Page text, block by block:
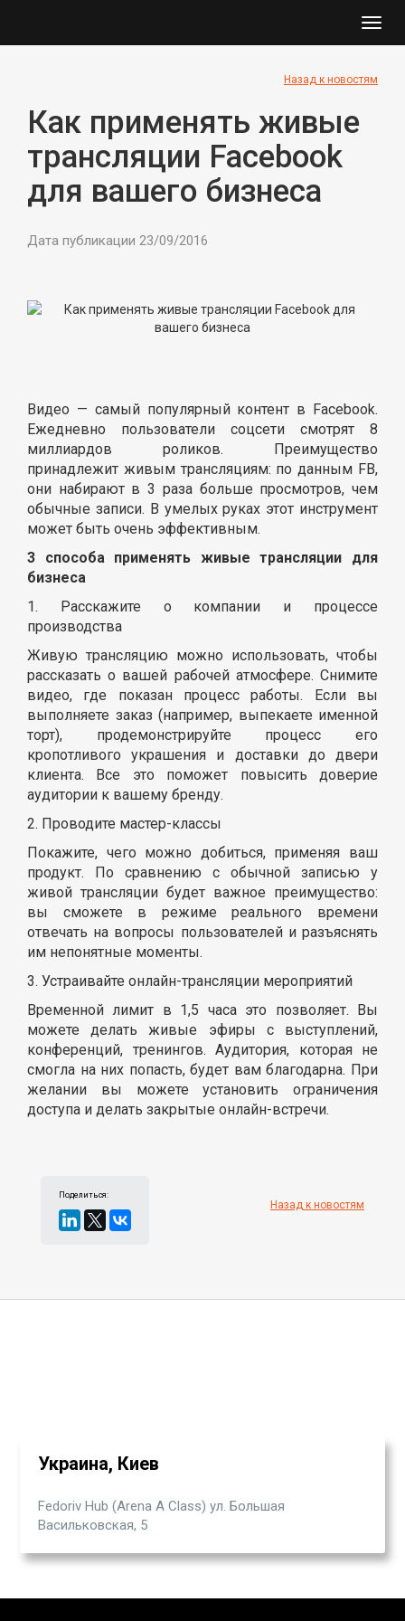
Назад к новостям
Как применять живые
трансляции Facebook
для вашего бизнеса
Дата публикации 23/09/2016
Видео — самый популярный контент в Facebook.
Ежедневно пользователи соцсети смотрят 8
миллиардов роликов. Преимущество
принадлежит живым трансляциям: по данным FB,
они набирают в 3 раза больше просмотров, чем
обычные записи. В умелых руках этот инструмент
может быть очень эффективным.
3 способа применять живые трансляции для
бизнеса
1. Расскажите о компании и процессе
производства
Живую трансляцию можно использовать, чтобы
рассказать о вашей рабочей атмосфере. Снимите
видео, где показан процесс работы. Если вы
выполняете заказ (например, выпекаете именной
торт), продемонстрируйте процесс его
кропотливого украшения и доставки до двери
клиента. Все это поможет повысить доверие
аудитории к вашему бренду.
2. Проводите мастер-классы
Покажите, чего можно добиться, применяя ваш
продукт. По сравнению с обычной записью у
живой трансляции будет важное преимущество:
вы сможете в режиме реального времени
отвечать на вопросы пользователей и разъяснять
им непонятные моменты.
3. Устраивайте онлайн-трансляции мероприятий
Временной лимит в 1,5 часа это позволяет. Вы
можете делать живые эфиры с выступлений,
конференций, тренингов. Аудитория, которая не
смогла на них попасть, будет вам благодарна. При
желании вы можете установить ограничения
доступа и делать закрытые онлайн-встречи.
Поделиться:
Назад к новостям
Украина, Киев
Fedoriv Hub (Arena A Class) ул. Большая
Васильковская, 5